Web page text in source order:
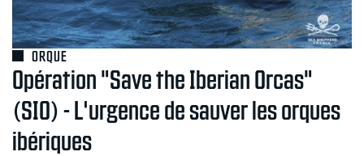
ORQUE
Opération "Save the Iberian Orcas"
(SIO) - L'urgence de sauver les orques
ibériques